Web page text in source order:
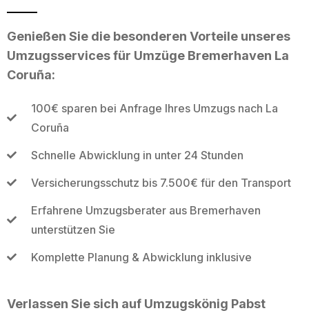
Genießen Sie die besonderen Vorteile unseres
Umzugsservices für Umzüge Bremerhaven La
Coruña:
100€ sparen bei Anfrage Ihres Umzugs nach La
Coruña
Schnelle Abwicklung in unter 24 Stunden
Versicherungsschutz bis 7.500€ für den Transport
Erfahrene Umzugsberater aus Bremerhaven
unterstützen Sie
Komplette Planung & Abwicklung inklusive
Verlassen Sie sich auf Umzugskönig Pabst